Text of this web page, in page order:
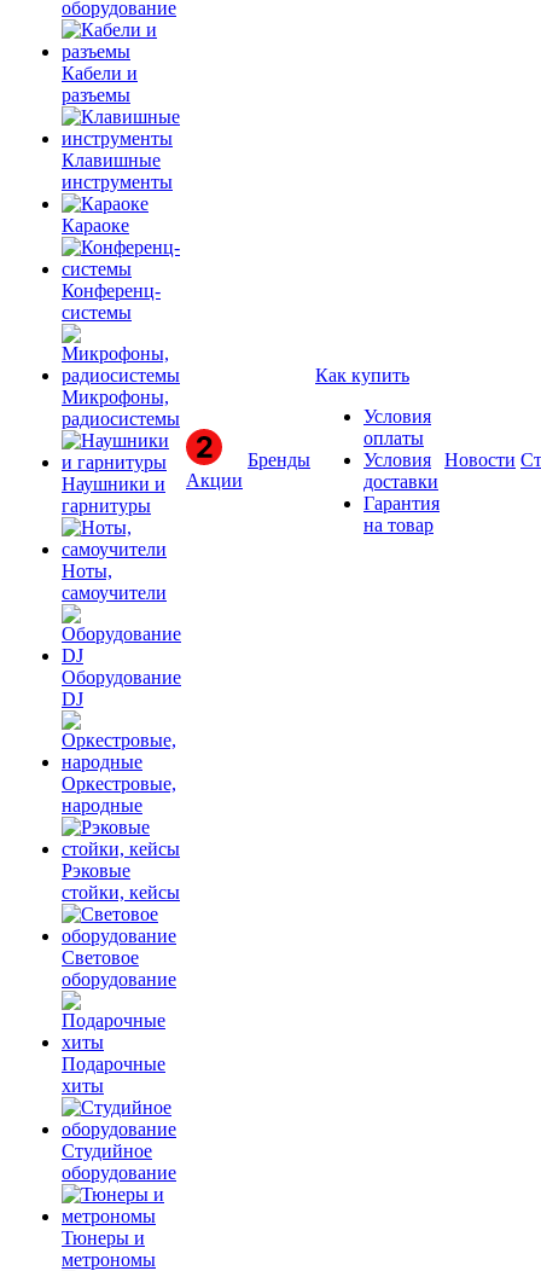
оборудование
Кабели и
разъемы
Клавишные
инструменты
Караоке
Конференц-
системы
Микрофоны,
радиосистемы
Наушники и
гарнитуры
Ноты,
самоучители
Оборудование
DJ
Оркестровые,
народные
Рэковые
стойки, кейсы
Световое
оборудование
Подарочные
хиты
Студийное
оборудование
Тюнеры и
метрономы
Акции
Бренды
Как купить
Условия
оплаты
Условия
доставки
Гарантия
на товар
Новости